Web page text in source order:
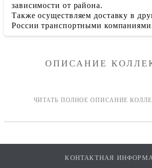
зависимости от района.
Также осуществляем доставку в
России транспортными
ОПИСАНИЕ
КОНТАКТНАЯ